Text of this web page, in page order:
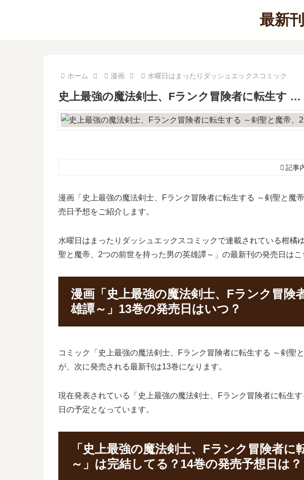
最新
ホーム 漫画 水曜日はまったりダッシュエックスコミック
史上最強の魔法剣士、Fランク冒険者に転生す
記事
漫画「史上最強の魔法剣士、Fランク冒険者に転生する ～剣聖と魔
売日予想をご紹介します。
水曜日はまったりダッシュエックスコミックで連載されている柑
聖と魔帝、2つの前世を持った男の英雄譚～」の最新刊の発売日はこ
漫画「史上最強の魔法剣士、Fランク冒
雄譚～」13巻の発売日はいつ？
コミック「史上最強の魔法剣士、Fランク冒険者に転生する ～剣
が、次に発売される最新刊は13巻になります。
現在発表されている「史上最強の魔法剣士、Fランク冒険者に転生
日の予定となっています。
「史上最強の魔法剣士、Fランク冒険者
～」は完結してる？14巻の発売予想日は？